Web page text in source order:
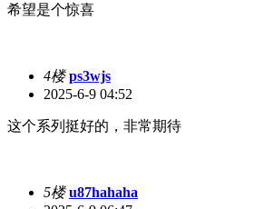
希望是个惊喜
4楼 ps3wjs
2025-6-9 04:52
这个系列挺好的，非常期待
5楼 u87hahaha